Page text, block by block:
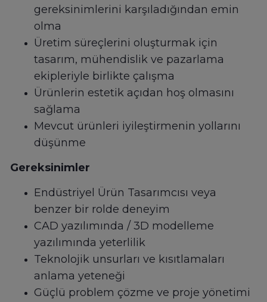
gereksinimlerini karşıladığından emin
olma
Üretim süreçlerini oluşturmak için
tasarım, mühendislik ve pazarlama
ekipleriyle birlikte çalışma
Ürünlerin estetik açıdan hoş olmasını
sağlama
Mevcut ürünleri iyileştirmenin yollarını
düşünme
Gereksinimler
Endüstriyel Ürün Tasarımcısı veya
benzer bir rolde deneyim
CAD yazılımında / 3D modelleme
yazılımında yeterlilik
Teknolojik unsurları ve kısıtlamaları
anlama yeteneği
Güçlü problem çözme ve proje yönetimi